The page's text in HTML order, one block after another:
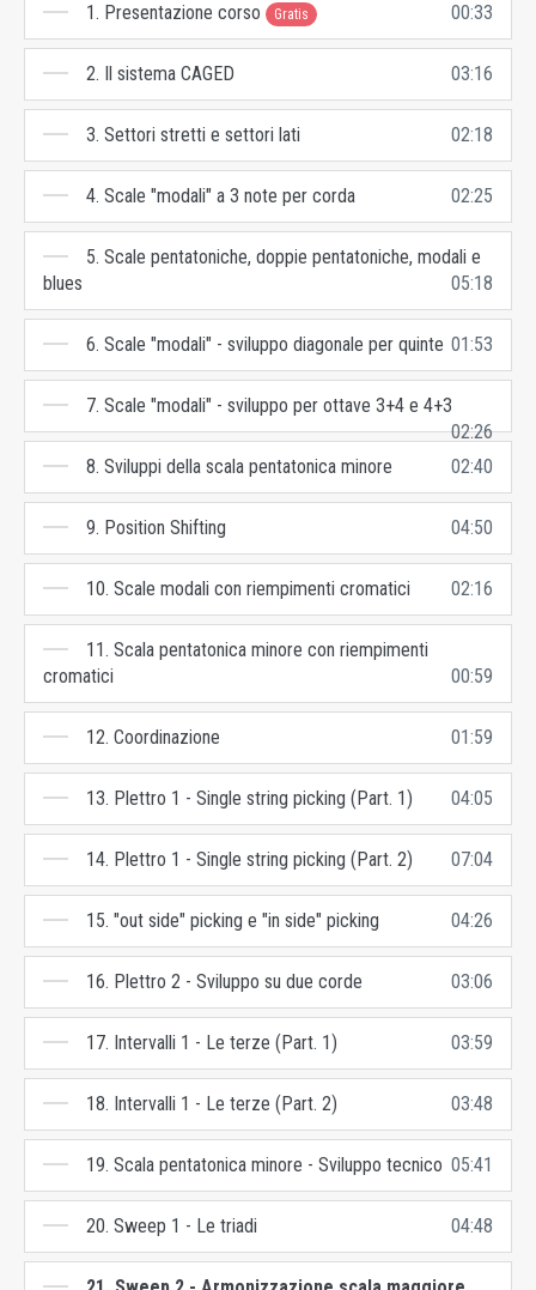
1. Presentazione corso Gratis 00:33
2. Il sistema CAGED 03:16
3. Settori stretti e settori lati 02:18
4. Scale "modali" a 3 note per corda 02:25
5. Scale pentatoniche, doppie pentatoniche, modali e
blues
05:18
6. Scale "modali" - sviluppo diagonale per quinte 01:53
7. Scale "modali" - sviluppo per ottave 3+4 e 4+3
02:26
8. Sviluppi della scala pentatonica minore
02:40
9. Position Shifting 04:50
10. Scale modali con riempimenti cromatici 02:16
11. Scala pentatonica minore con riempimenti
cromatici
00:59
12. Coordinazione 01:59
13. Plettro 1 - Single string picking (Part. 1) 04:05
14. Plettro 1 - Single string picking (Part. 2) 07:04
15. "out side" picking e "in side" picking 04:26
16. Plettro 2 - Sviluppo su due corde 03:06
17. Intervalli 1 - Le terze (Part. 1) 03:59
18. Intervalli 1 - Le terze (Part. 2) 03:48
19. Scala pentatonica minore - Sviluppo tecnico 05:41
20. Sweep 1 - Le triadi 04:48